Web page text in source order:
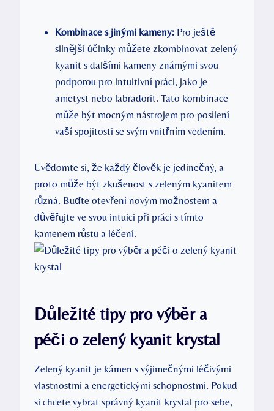
Kombinace s jinými kameny: Pro ještě
silnější účinky můžete zkombinovat zelený
kyanit s dalšími kameny známými svou
podporou pro intuitivní práci, jako je
ametyst nebo labradorit. Tato kombinace
může být mocným nástrojem pro posílení
vaší spojitosti se svým vnitřním vedením.
Uvědomte si, že každý člověk je jedinečný, a
proto může být zkušenost s zeleným kyanitem
různá. Buďte otevření novým možnostem a
důvěřujte ve svou intuici při práci s tímto
kamenem růstu a léčení.
Důležité tipy pro výběr a
péči o zelený kyanit krystal
Zelený kyanit je kámen s výjimečnými léčivými
vlastnostmi a energetickými schopnostmi. Pokud
si chcete vybrat správný kyanit krystal pro sebe,